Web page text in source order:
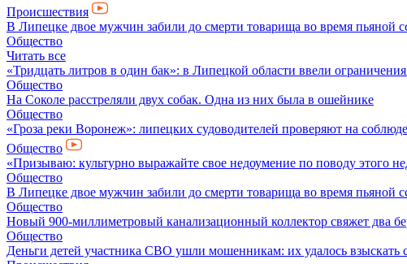
Происшествия
В Липецке двое мужчин забили до смерти товарища во время пьяной
Общество
Читать все
«Тридцать литров в один бак»: в Липецкой области ввели
Общество
На Соколе расстреляли двух собак. Одна из них была в ошейнике
Общество
«Гроза реки Воронеж»: липецких судоводителей проверяют на
Общество
«Призываю: культурно выражайте свое недоумение по поводу этого
Общество
В Липецке двое мужчин забили до смерти товарища во время пьяной
Общество
Новый 900-миллиметровый канализационный коллектор свяжет два
Общество
Деньги детей участника СВО ушли мошенникам: их удалось взыскать